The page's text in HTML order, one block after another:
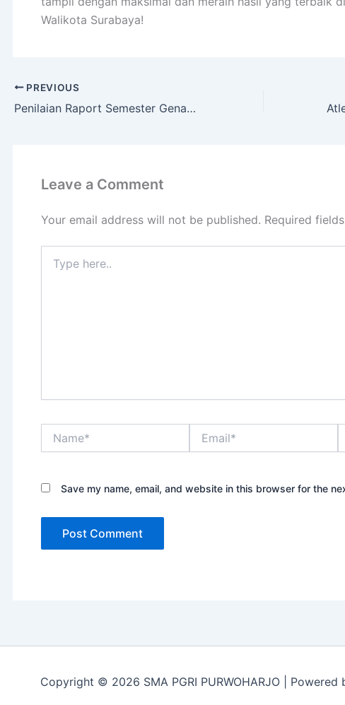
Walikota Surabaya!
PREVIOUS
Penilaian Raport Semester Genap SMA PGRI Purwoharjo, Bentuk Sinergi Sekolah dan Orang Tua
Leave a Comment
Your email address will not be published. Required
here..
Save my name, email, and website in this browser for the
Copyright © 2026 SMA PGRI PURWOHARJO | Powered